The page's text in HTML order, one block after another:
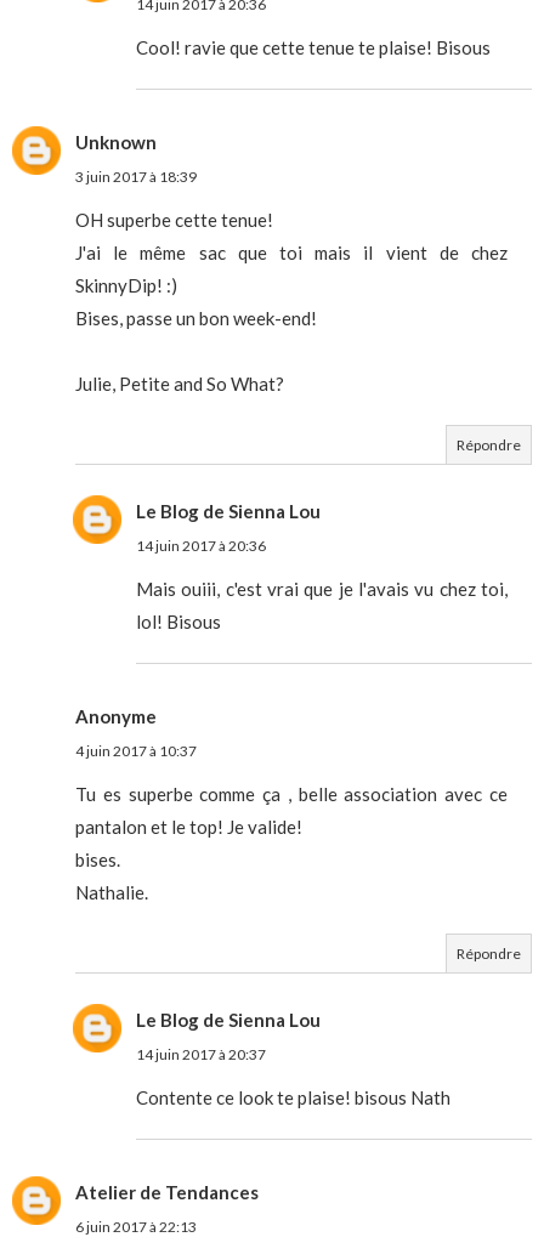
14 juin 2017 à 20:36
Cool! ravie que cette tenue te plaise! Bisous
Unknown
3 juin 2017 à 18:39
OH superbe cette tenue!
J'ai le même sac que toi mais il vient de chez
SkinnyDip! :)
Bises, passe un bon week-end!
Julie, Petite and So What?
Répondre
Le Blog de Sienna Lou
14 juin 2017 à 20:36
Mais ouiii, c'est vrai que je l'avais vu chez toi,
lol! Bisous
Anonyme
4 juin 2017 à 10:37
Tu es superbe comme ça , belle association avec ce
pantalon et le top! Je valide!
bises.
Nathalie.
Répondre
Le Blog de Sienna Lou
14 juin 2017 à 20:37
Contente ce look te plaise! bisous Nath
Atelier de Tendances
6 juin 2017 à 22:13